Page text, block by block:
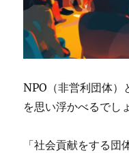
NPO（非営利団体）
を思い浮かべるでし
「社会貢献をする団